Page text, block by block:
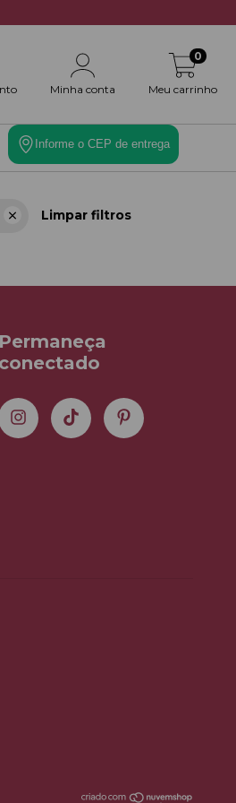
Minha conta Meu carrinho
0
Informe o CEP de entrega
Limpar filtros
Permaneça
conectado